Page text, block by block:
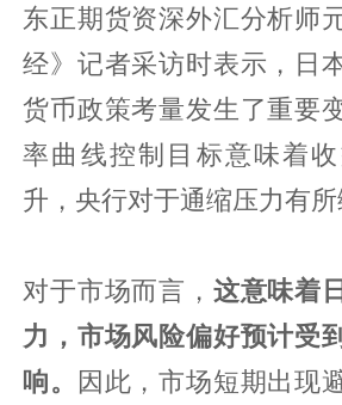
东正期货资深外汇分析师
经》记者采访时表示，日
货币政策考量发生了重要
率曲线控制目标意味着
升，央行对于通缩压力有所
对于市场而言， 这意味着
力，市场风险偏好预计受
响。 因此，市场短期出现